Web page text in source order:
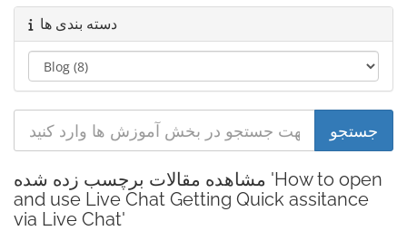
دسته بندی ها
مشاهده مقالات برچسب زده شده 'How to open
and use Live Chat Getting Quick assitance
via Live Chat'